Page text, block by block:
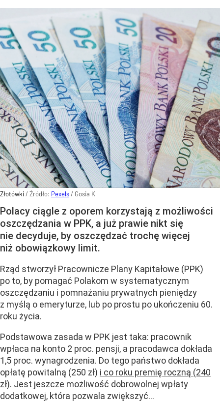
Złotówki/ Źródło: Pexels/ Gosia K
Polacy ciągle z oporem korzystają z możliwości
oszczędzania w PPK, a już prawie nikt się
nie decyduje, by oszczędzać trochę więcej
niż obowiązkowy limit.
Rząd stworzył Pracownicze Plany Kapitałowe (PPK)
po to, by pomagać Polakom w systematycznym
oszczędzaniu i pomnażaniu prywatnych pieniędzy
z myślą o emeryturze, lub po prostu po ukończeniu 60.
roku życia.
Podstawowa zasada w PPK jest taka: pracownik
wpłaca na konto 2 proc. pensji, a pracodawca dokłada
1,5 proc. wynagrodzenia. Do tego państwo dokłada
opłatę powitalną (250 zł) i co roku premię roczną (240
zł). Jest jeszcze możliwość dobrowolnej wpłaty
dodatkowej, która pozwala zwiększyć...